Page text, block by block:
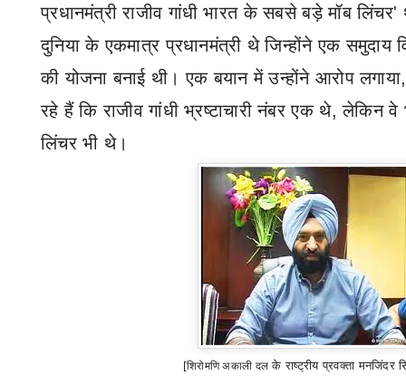
प्रधानमंत्री राजीव गांधी भारत के सबसे बड़े मॉब लिंचर'
दुनिया के एकमात्र प्रधानमंत्री थे जिन्होंने एक समुदाय
की योजना बनाई थी। एक बयान में उन्होंने आरोप लगाया
रहे हैं कि राजीव गांधी भ्रष्टाचारी नंबर एक थे,लेकिन वे
लिंचर भी थे।
[शिरोमणि अकाली दल के राष्ट्रीय प्रवक्ता मनजिंदर